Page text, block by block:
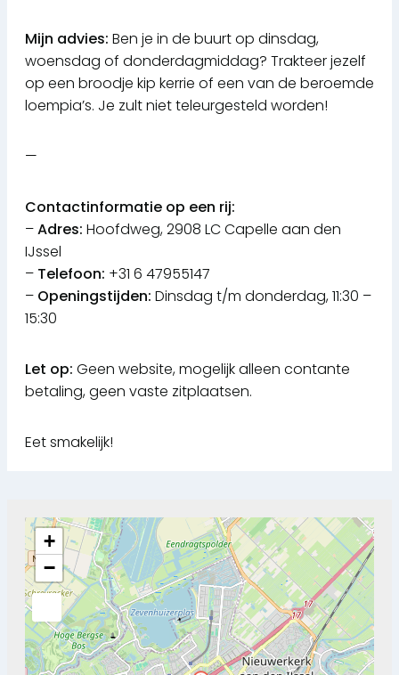
Mijn advies: Ben je in de buurt op dinsdag,
woensdag of donderdagmiddag? Trakteer jezelf
op een broodje kip kerrie of een van de beroemde
loempia’s. Je zult niet teleurgesteld worden!
—
Contactinformatie op een rij:
–Adres: Hoofdweg, 2908 LC Capelle aan den
IJssel
– Telefoon: +31 6 47955147
– Openingstijden: Dinsdag t/m donderdag, 11:30 –
15:30
Let op: Geen website, mogelijk alleen contante
betaling, geen vaste zitplaatsen.
Eet smakelijk!
+
−